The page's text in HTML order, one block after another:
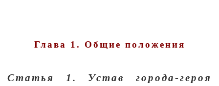
Глава 1. Общие положения
Статья 1. Устав города-героя